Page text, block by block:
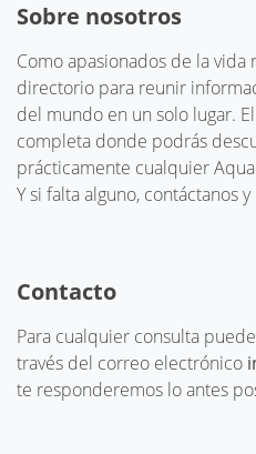
Sobre nosotros
Como apasionados de la
directorio para reunir
del mundo en un solo lugar.
completa donde podrás
prácticamente cualquier
Y si falta alguno, contáctanos
Contacto
Para cualquier consulta
través del correo electrónico
te responderemos lo antes